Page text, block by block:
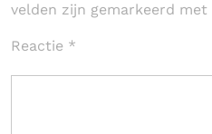
velden zijn gemarkeerd met
Reactie *